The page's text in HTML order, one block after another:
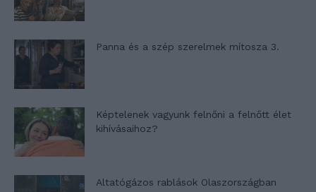
Panna és a szép szerelmek mítosza 3.
Képtelenek vagyunk felnőni a felnőtt élet
kihívásaihoz?
Altatógázos rablások Olaszországban